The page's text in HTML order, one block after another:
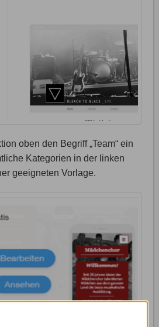
oben den Begriff „Team“ ein
Kategorien in der linken
geeigneten Vorlage.